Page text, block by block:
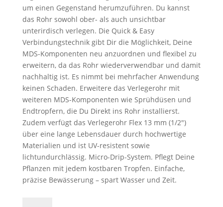
um einen Gegenstand herumzuführen. Du kannst
das Rohr sowohl ober- als auch unsichtbar
unterirdisch verlegen. Die Quick & Easy
Verbindungstechnik gibt Dir die Möglichkeit, Deine
MDS-Komponenten neu anzuordnen und flexibel zu
erweitern, da das Rohr wiederverwendbar und damit
nachhaltig ist. Es nimmt bei mehrfacher Anwendung
keinen Schaden. Erweitere das Verlegerohr mit
weiteren MDS-Komponenten wie Sprühdüsen und
Endtropfern, die Du Direkt ins Rohr installierst.
Zudem verfügt das Verlegerohr Flex 13 mm (1/2″)
über eine lange Lebensdauer durch hochwertige
Materialien und ist UV-resistent sowie
lichtundurchlässig. Micro-Drip-System. Pflegt Deine
Pflanzen mit jedem kostbaren Tropfen. Einfache,
präzise Bewässerung – spart Wasser und Zeit.